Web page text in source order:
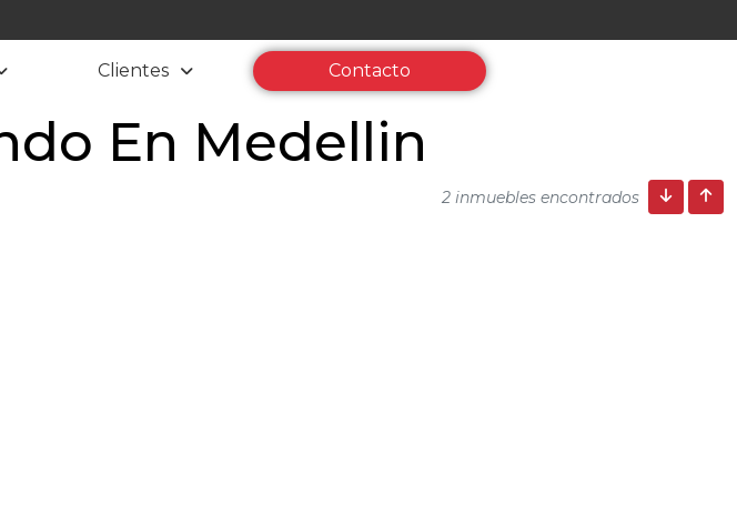
Clientes Contacto
En Medellin
2 inmuebles encontrados